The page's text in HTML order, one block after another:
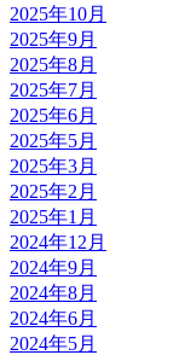
2025年10月
2025年9月
2025年8月
2025年7月
2025年6月
2025年5月
2025年3月
2025年2月
2025年1月
2024年12月
2024年9月
2024年8月
2024年6月
2024年5月